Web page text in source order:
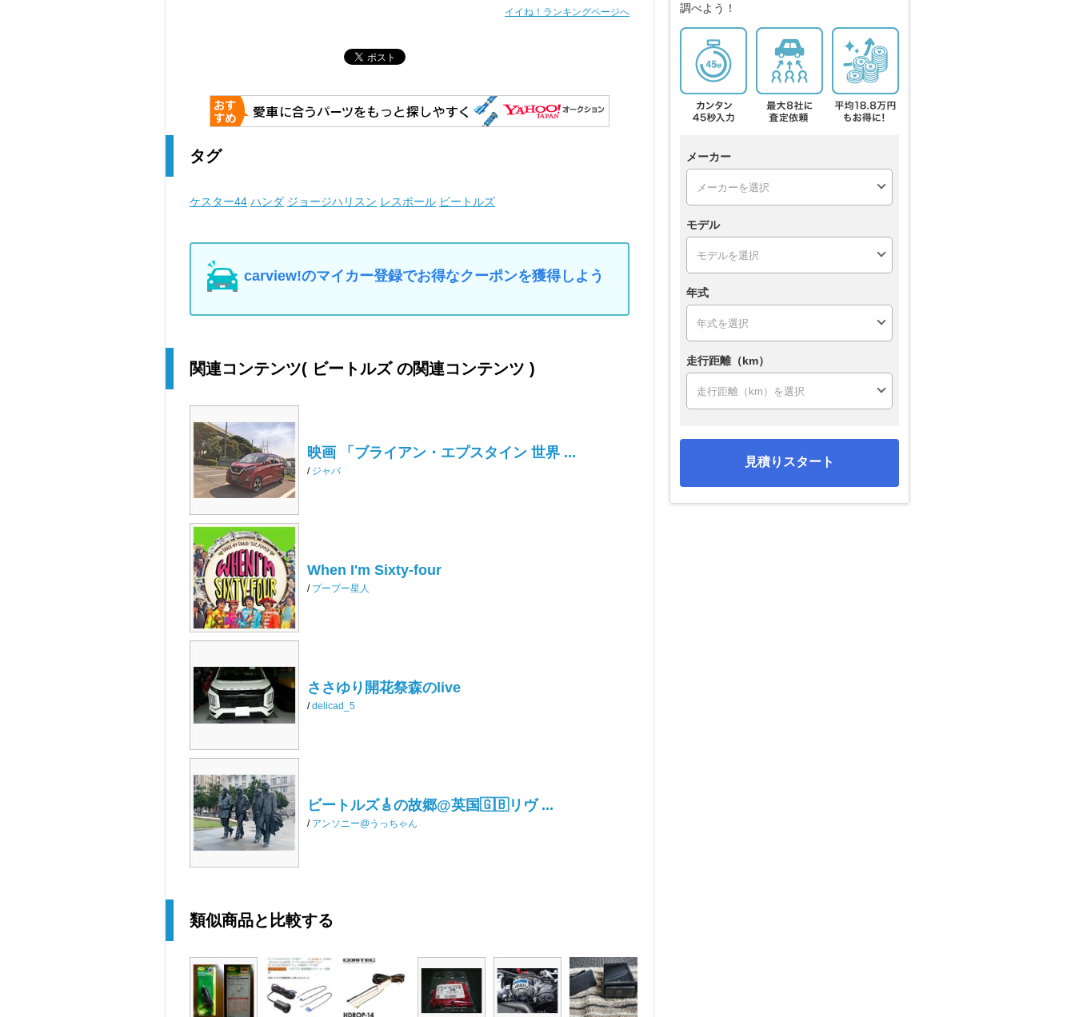
イイね！ランキングページへ
タグ
ケスター44 ハンダ ジョージハリスン レスポール ビートルズ
carview!のマイカー登録でお得なクーポンを獲得しよう
関連コンテンツ( ビートルズ の関連コンテンツ )
映画 「ブライアン・エプスタイン 世界 ...
/ ジャバ
When I'm Sixty-four
/ プープー星人
ささゆり開花祭森のlive
/delicad_5
ビートルズ🎸の故郷@英国🇬🇧リヴ ...
/ アンソニー@うっちゃん
類似商品と比較する
調べよう！
メーカー
モデル
年式
走行距離（km）
見積りスタート